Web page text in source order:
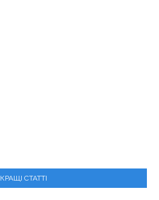
КРАЩІ СТАТТІ